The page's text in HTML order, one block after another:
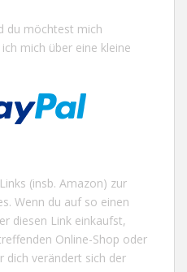
du möchtest mich
mich über eine kleine
(insb. Amazon) zur
Wenn du auf so einen
diesen Link einkaufst,
Online-Shop oder
dich verändert sich der